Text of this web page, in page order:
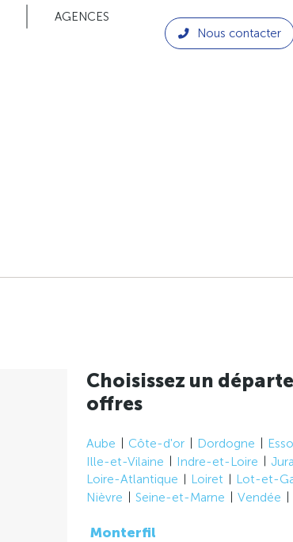
AGENCES
Nous contacter
Choisissez un
offres
Aube Côte-d'or Dordogne
Ille-et-Vilaine
Indre-et-Loire Jura
Loire-Atlantique
Loiret Lot-et-
Nièvre
Seine-et-Marne Vendée
Monterfil